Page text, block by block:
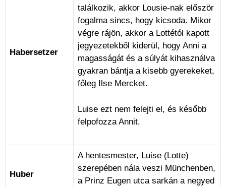
Habersetzer
találkozik, akkor Lousie-nak először
fogalma sincs, hogy kicsoda. Mikor
végre rájön, akkor a Lottétól kapott
jegyezetekből kiderül, hogy Anni a
magasságát és a súlyát kihasználva
gyakran bántja a kisebb gyerekeket,
főleg Ilse Mercket.
Luise ezt nem felejti el, és később
felpofozza Annit.
Huber
A hentesmester, Luise (Lotte)
szerepében nála veszi Münchenben,
a Prinz Eugen utca sarkán a negyed